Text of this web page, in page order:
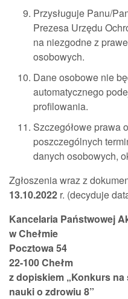
Przysługuje Panu/
Prezesa Urzędu
na niezgodne z
osobowych.
Dane osobowe nie
automatycznego
profilowania.
Szczegółowe prawa
poszczególnych
danych osobowych,
Zgłoszenia wraz z
13.10.2022 r. (decyduje
Kancelaria Państwowej
w Chełmie
Pocztowa 54
22-100 Chełm
z dopiskiem „Konkurs
nauki o zdrowiu 8”